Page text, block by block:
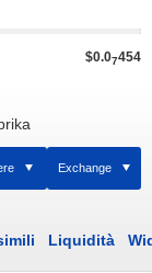
$0.07454
Exchange
Liquidità